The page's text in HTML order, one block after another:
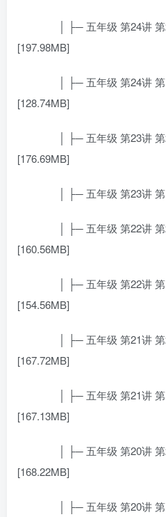
│ ├─ 五年级 第24讲 第
[197.98MB]
│ ├─ 五年级 第24讲 第
[128.74MB]
│ ├─ 五年级 第23讲 第
[176.69MB]
│ ├─ 五年级 第23讲 第
│ ├─ 五年级 第22讲 第
[160.56MB]
│ ├─ 五年级 第22讲 第
[154.56MB]
│ ├─ 五年级 第21讲 第
[167.72MB]
│ ├─ 五年级 第21讲 第
[167.13MB]
│ ├─ 五年级 第20讲 第
[168.22MB]
│ ├─ 五年级 第20讲 第